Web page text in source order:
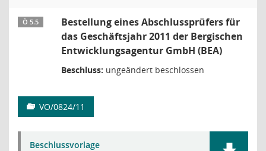
Ö 5.5
Bestellung eines Abschlussprüfers für
das Geschäftsjahr 2011 der Bergischen
Entwicklungsagentur GmbH (BEA)
Beschluss: ungeändert beschlossen
VO/0824/11
Beschlussvorlage